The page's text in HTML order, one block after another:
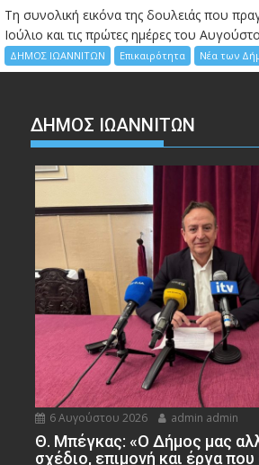
Τη συνολική εικόνα της δουλειάς που
Ιούλιο και τις πρώτες ημέρες του
ΔΗΜΟΣ ΙΩΑΝΝΙΤΩΝ Επικαιρότητα Νέα των
ΔΗΜΟΣ ΙΩΑΝΝΙΤΩΝ
6 Αυγούστου 2026 admin admin
Θ. Μπέγκας: «Ο Δήμος μας
σχέδιο, επιμονή και έργα